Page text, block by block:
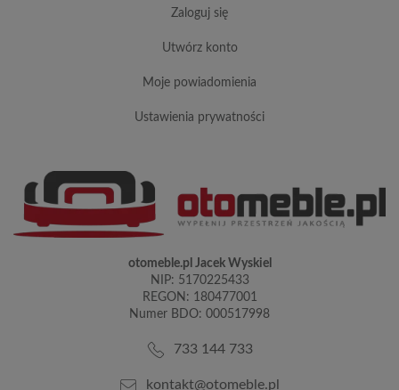
zaloguj się
utwórz konto
moje powiadomienia
ustawienia prywatności
otomeble.pl Jacek Wyskiel
NIP: 5170225433
REGON: 180477001
Numer BDO: 000517998
733 144 733
kontakt@otomeble.pl